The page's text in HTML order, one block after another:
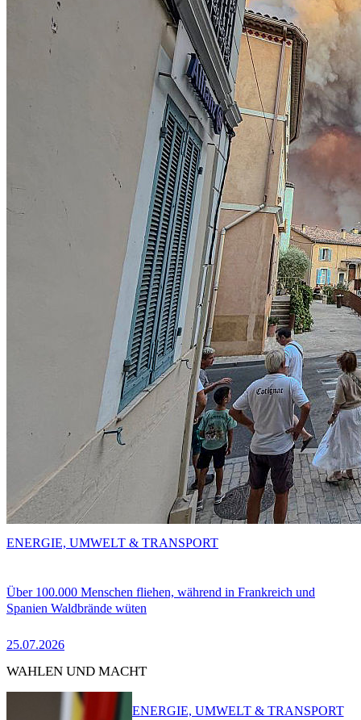
Über 100.000 Menschen fliehen, während in Frankreich und
Spanien Waldbrände wüten
25.07.2026
ENERGIE, UMWELT & TRANSPORT
WAHLEN UND MACHT
ENERGIE, UMWELT & TRANSPORT